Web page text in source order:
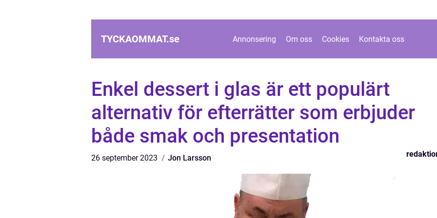
TYCKAOMMAT.se Annonsering Om oss Cookies Kontakta oss
Enkel dessert i glas är ett populärt
alternativ för efterrätter som erbjuder
både smak och presentation
26 september 2023 Jon Larsson